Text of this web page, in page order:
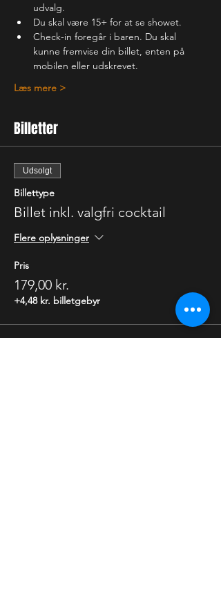
udvalg.
Du skal være 15+ for at se showet.
Check-in foregår i baren. Du skal
kunne fremvise din billet, enten på
mobilen eller udskrevet.
Læs mere >
Billetter
Udsolgt
Billettype
Billet inkl. valgfri cocktail
Flere oplysninger
Pris
179,00 kr.
+4,48 kr. billetgebyr